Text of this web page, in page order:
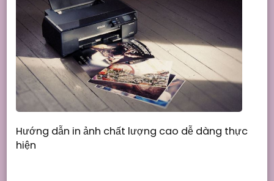
Hướng dẫn in ảnh chất lượng cao dễ dàng thực
hiện